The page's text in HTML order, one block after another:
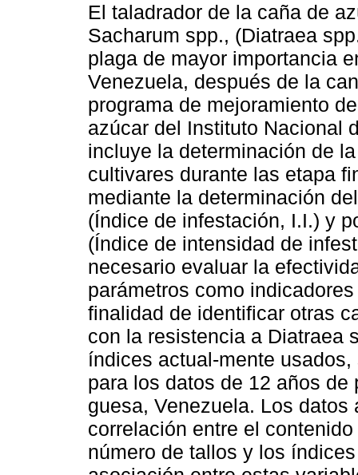
El taladrador de la caña de
Sacharum spp., (Diatraea
plaga de mayor importancia
Venezuela, después de la
programa de mejoramiento
azúcar del Instituto Nacional
incluye la determinación de
cultivares durante las etapa
mediante la determinación
(Índice de infestación, I.I.) y
(Índice de intensidad de
necesario evaluar la
parámetros como
finalidad de identificar otras
con la resistencia a Diatraea
índices actual-mente
para los datos de 12 años
guesa, Venezuela. Los
correlación entre el
número de tallos y los